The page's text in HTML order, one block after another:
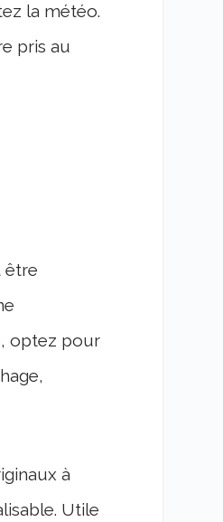
la météo.
pris au
être
optez pour
à
Utile